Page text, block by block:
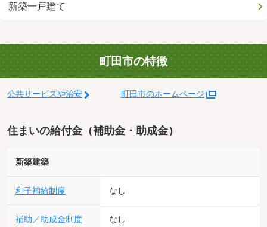
新築一戸建て
町田市の特徴
公共サービスや治安 町田市のホームページ
住まいの給付金（補助金・助成金）
新築建築
利子補給制度 なし
補助／助成金制度 なし